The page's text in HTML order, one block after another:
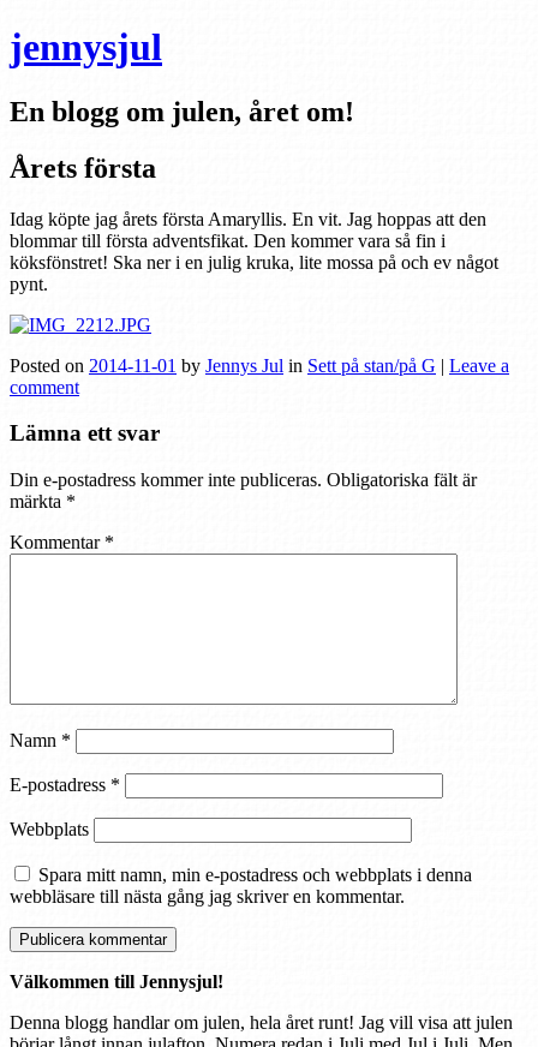
jennysjul
En blogg om julen, året om!
Årets första
Idag köpte jag årets första Amaryllis. En vit. Jag hoppas att den
blommar till första adventsfikat. Den kommer vara så fin i
köksfönstret! Ska ner i en julig kruka, lite mossa på och ev något
pynt.
Posted on 2014-11-01 by Jennys Jul in Sett på stan/på G | Leave a
comment
Lämna ett svar
Din e-postadress kommer inte publiceras. Obligatoriska fält är
märkta *
Kommentar *
Namn *
E-postadress *
Webbplats
Spara mitt namn, min e-postadress och webbplats i denna
webbläsare till nästa gång jag skriver en kommentar.
Välkommen till Jennysjul!
Denna blogg handlar om julen, hela året runt! Jag vill visa att julen